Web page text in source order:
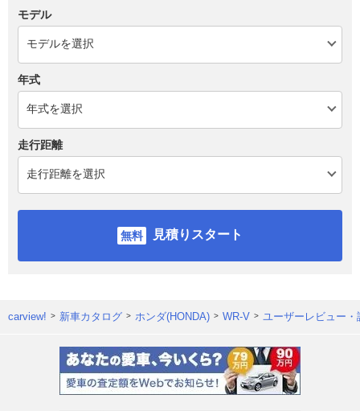
モデル
年式
走行距離
見積りスタート
carview! 新車カタログ ホンダ(HONDA) WR-V ユーザーレビュー・